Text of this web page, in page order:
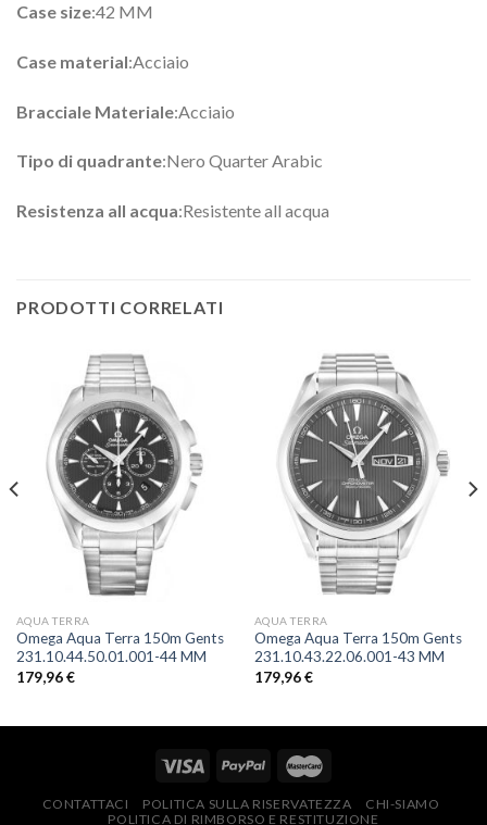
Case size:42 MM
Case material:Acciaio
Bracciale Materiale:Acciaio
Tipo di quadrante:Nero Quarter Arabic
Resistenza all acqua:Resistente all acqua
PRODOTTI CORRELATI
AQUA TERRA
Omega Aqua Terra 150m Gents
231.10.44.50.01.001-44 MM
179,96€
AQUA TERRA
Omega Aqua Terra 150m Gents
231.10.43.22.06.001-43 MM
179,96€
CONTATTACI POLITICA SULLA RISERVATEZZA
CHI-SIAMO
POLITICA DI RIMBORSO E RESTITUZIONE